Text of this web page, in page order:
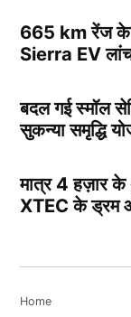
665 km रेंज के
Sierra EV
बदल गई स्मॉल
सुकन्या समृद्धि
मात्र 4 हज़ार
XTEC के ड्रम
Home